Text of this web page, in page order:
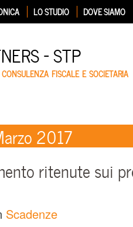
LO STUDIO DOVE SIAMO
– STP
FISCALE E SOCIETARIA
2017
ritenute sui
Scadenze